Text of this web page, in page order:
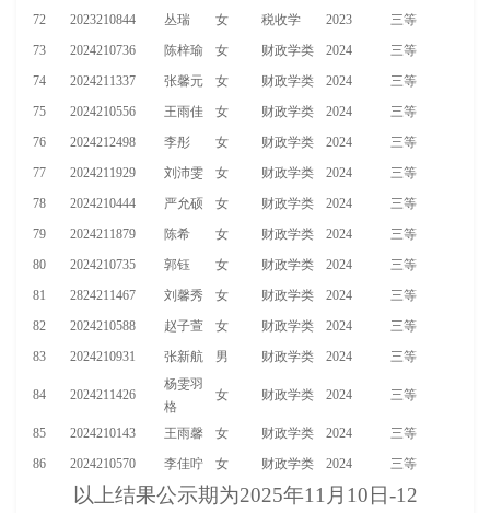
72
2023210844 丛瑞 女 税收学 2023
三等
73
2024210736 陈梓瑜 女 财政学类 2024
三等
74
2024211337 张馨元 女 财政学类 2024
三等
75
2024210556 王雨佳 女 财政学类 2024
三等
76
2024212498 李彤 女 财政学类 2024
三等
77
2024211929 刘沛雯 女 财政学类 2024
三等
78
2024210444 严允硕 女 财政学类 2024
三等
79
2024211879 陈希 女 财政学类 2024
三等
80
2024210735 郭钰 女 财政学类 2024
三等
81
2824211467 刘馨秀 女 财政学类 2024
三等
82
2024210588 赵子萱 女 财政学类 2024
三等
83
2024210931 张新航 男 财政学类 2024 三等
84 2024211426
杨雯羽
格
女 财政学类 2024 三等
85 2024210143 王雨馨 女 财政学类 2024
三等
86
2024210570 李佳咛 女 财政学类 2024 三等
以上结果公示期为2025年11月10日-12